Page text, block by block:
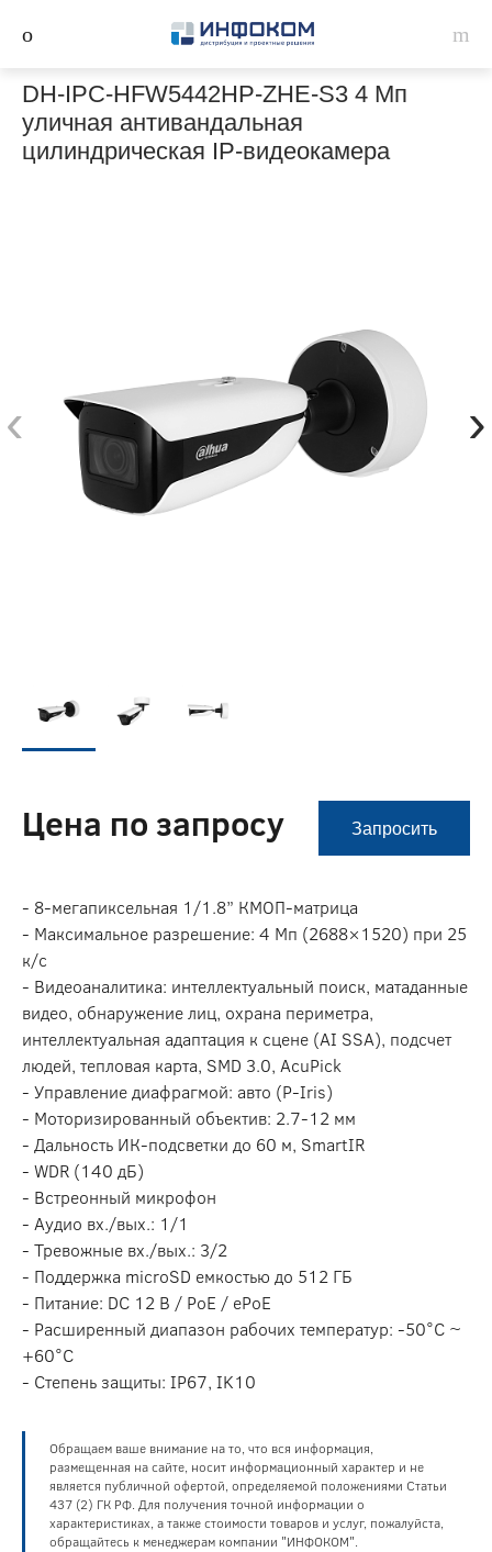
DH-IPC-HFW5442HP-ZHE-S3 4 Мп
уличная антивандальная
цилиндрическая IP-видеокамера
‹ ›
Цена по запросу Запросить
- 8-мегапиксельная 1/1.8” КМОП-матрица
- Максимальное разрешение: 4 Мп (2688×1520) при 25
к/с
- Видеоаналитика: интеллектуальный поиск, матаданные
видео, обнаружение лиц, охрана периметра,
интеллектуальная адаптация к сцене (AI SSA), подсчет
людей, тепловая карта, SMD 3.0, AcuPick
- Управление диафрагмой: авто (P-Iris)
- Моторизированный объектив: 2.7-12 мм
- Дальность ИК-подсветки до 60 м, SmartIR
- WDR (140 дБ)
- Встреонный микрофон
- Аудио вх./вых.: 1/1
- Тревожные вх./вых.: 3/2
- Поддержка microSD емкостью до 512 ГБ
- Питание: DC 12 В / PoE / ePoE
- Расширенный диапазон рабочих температур: -50°C ~
+60°C
- Степень защиты: IP67, IK10
Обращаем ваше внимание на то, что вся информация,
размещенная на сайте, носит информационный характер и не
является публичной офертой, определяемой положениями Статьи
437 (2) ГК РФ. Для получения точной информации о
характеристиках, а также стоимости товаров и услуг, пожалуйста,
обращайтесь к менеджерам компании "ИНФОКОМ".